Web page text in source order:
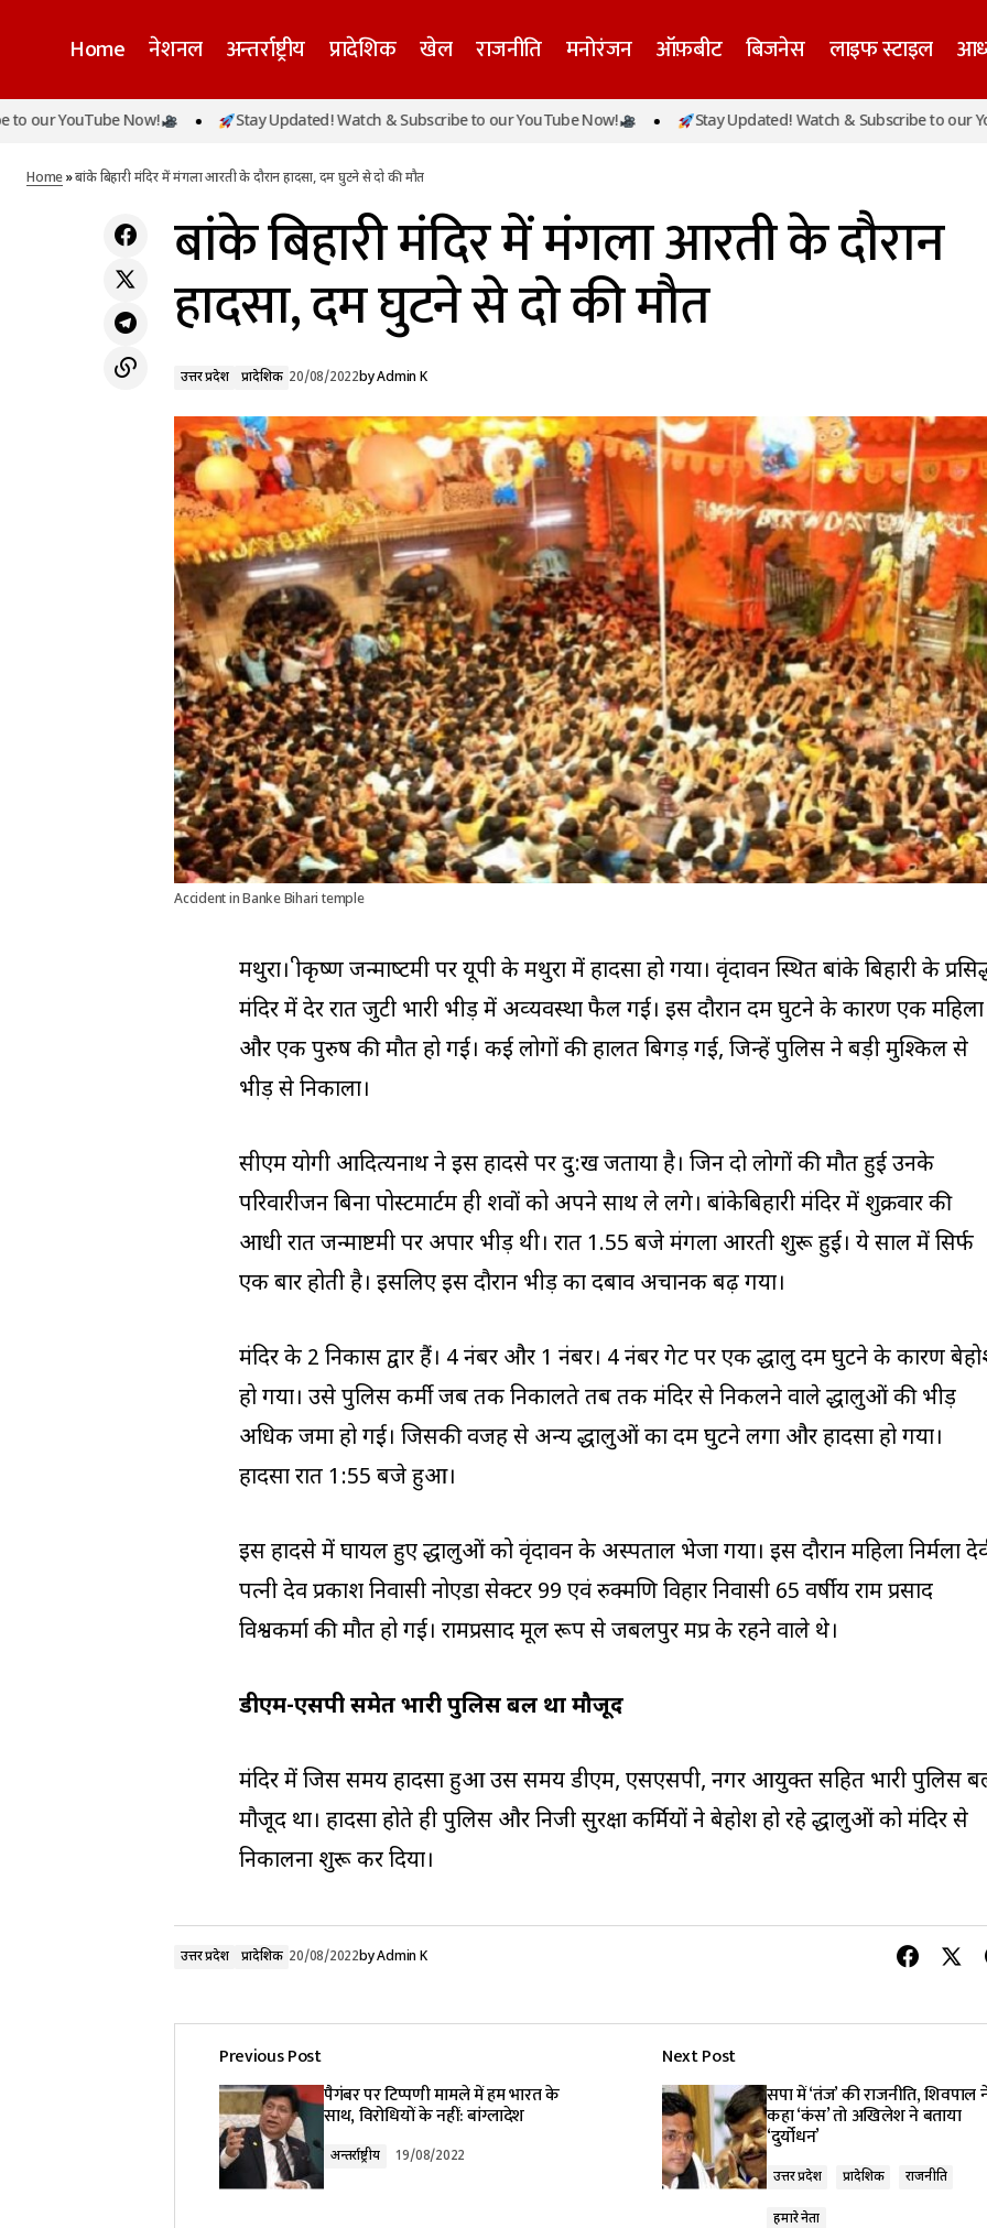
Home नेशनल अन्तर्राष्ट्रीय प्रादेशिक खेल राजनीति मनोरंजन ऑफ़बीट बिजनेस लाइफ स्टाइल
पैगंबर पर टिप्पणी मामले में हम भारत के साथ,
बांके बिहारी मंदिर में मंगला आरती के दौरान हादसा, दम घुटने
Now! Stay Updated! Watch & Subscribe to our YouTube Now! Stay Updated! Watch & Subscribe to our YouTube
Home»बांके बिहारी मंदिर में मंगला आरती के दौरान हादसा, दम घुटने से दो की मौत
बांके बिहारी मंदिर में मंगला आरती के दौरान
हादसा, दम घुटने से दो की मौत
उत्तर प्रदेश प्रादेशिक 20/08/2022byAdmin K
Accident in Banke Bihari temple
मथुरा। श्रीकृष्ण जन्‍माष्‍टमी पर यूपी के मथुरा में हादसा हो गया। वृंदावन स्थित बांके बिहारी के
मंदिर में देर रात जुटी भारी भीड़ में अव्‍यवस्‍था फैल गई। इस दौरान दम घुटने के कारण एक महिला
और एक पुरुष की मौत हो गई। कई लोगों की हालत बिगड़ गई, जिन्हें पुलिस ने बड़ी मुश्किल से
भीड़ से निकाला।
सीएम योगी आदित्‍यनाथ ने इस हादसे पर दु:ख जताया है। जिन दो लोगों की मौत हुई उनके
परिवारीजन बिना पोस्‍टमार्टम ही शवों को अपने साथ ले लगे। बांकेबिहारी मंदिर में शुक्रवार की
आधी रात जन्माष्टमी पर अपार भीड़ थी। रात 1.55 बजे मंगला आरती शुरू हुई। ये साल में सिर्फ
एक बार होती है। इसलिए इस दौरान भीड़ का दबाव अचानक बढ़ गया।
मंदिर के 2 निकास द्वार हैं। 4 नंबर और 1 नंबर। 4 नंबर गेट पर एक श्रद्धालु दम घुटने के कारण
हो गया। उसे पुलिस कर्मी जब तक निकालते तब तक मंदिर से निकलने वाले श्रद्धालुओं की भीड़
अधिक जमा हो गई। जिसकी वजह से अन्य श्रद्धालुओं का दम घुटने लगा और हादसा हो गया।
हादसा रात 1:55 बजे हुआ।
इस हादसे में घायल हुए श्रद्धालुओं को वृंदावन के अस्पताल भेजा गया। इस दौरान महिला निर्मला
पत्नी देव प्रकाश निवासी नोएडा सेक्टर 99 एवं रुक्मणि विहार निवासी 65 वर्षीय राम प्रसाद
विश्वकर्मा की मौत हो गई। रामप्रसाद मूल रूप से जबलपुर मप्र के रहने वाले थे।
डीएम-एसपी समेत भारी पुलिस बल था मौजूद
मंदिर में जिस समय हादसा हुआ उस समय डीएम, एसएसपी, नगर आयुक्त सहित भारी पुलिस
मौजूद था। हादसा होते ही पुलिस और निजी सुरक्षा कर्मियों ने बेहोश हो रहे श्रद्धालुओं को मंदिर से
निकालना शुरू कर दिया।
उत्तर प्रदेश प्रादेशिक 20/08/2022byAdmin K
Previous Post
पैगंबर पर टिप्पणी मामले में हम भारत के
साथ, विरोधियों के नहीं: बांग्लादेश
अन्तर्राष्ट्रीय 19/08/2022
Next Post
सपा में ‘तंज’ की राजनीति, शिवपाल
कहा ‘कंस’ तो अखिलेश ने बताया
‘दुर्योधन’
उत्तर प्रदेश प्रादेशिक राजनीति
हमारे नेता